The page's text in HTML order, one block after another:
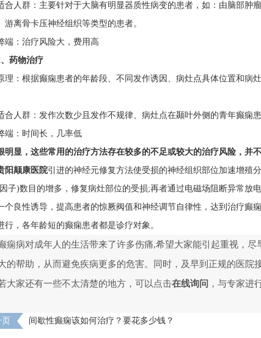
合人群：主要针对于大脑有明显器质性病变的患者，如：由脑部肿
游离骨卡压神经组织等类型的患者。
端：治疗风险大，费用高
药物治疗
理：根据癫痫患者的年龄段、不同发作诱因、病灶点具体位置和病
合人群：发作次数少且发作不规律、病灶点在颞叶外侧的青年癫痫患
端：时间长，几率低
明显，这些常用的治疗方法存在较多的不足或较大的治疗风险，并
阳颠康医院引进的神经元修复方法使受损的神经组织部位加速增殖
子)数目的增多，修复病灶部位的受损;再者通过电磁场阻断异常放
个良性诱导，提高患者的惊厥阀值和神经调节自律性，达到治疗癫
行，各年龄短的癫痫患者都是诊疗对象。
痫病对成年人的生活带来了许多伤痛,希望大家能引起重视，
的帮助，从而避免疾病更多的危害。同时，及早到正规的医院
大家还有一些不太清楚的地方，可以点击在线询问 ，与专家进
间歇性癫痫该如何治疗？要花多少钱？